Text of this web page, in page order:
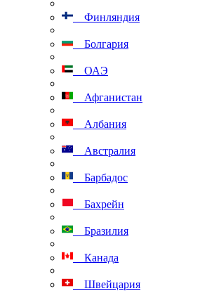
Финляндия
Болгария
ОАЭ
Афганистан
Албания
Австралия
Барбадос
Бахрейн
Бразилия
Канада
Швейцария